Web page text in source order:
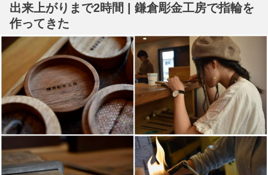
出来上がりまで2時間 | 鎌倉彫金工房で指輪を
作ってきた